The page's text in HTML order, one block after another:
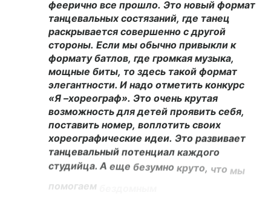
феерично все прошло. Это новый формат
танцевальныхсостязаний, где танец
раскрывается совершенно сдругой
стороны. Если мы обычно привыкли к
форматубатлов, где громкая музыка,
мощные биты, то здесь такой формат
элегантности. И надо отметить конкурс
«Я –хореограф». Это очень крутая
возможностьдлядетей проявить себя,
поставить номер, воплотить своих
хореографические идеи. Это развивает
танцевальный потенциал каждого
студийца. А еще безумно круто, что
животным
высаживаем